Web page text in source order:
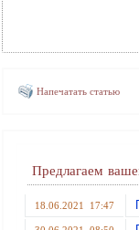
Напечатать статью
Предлагаем
18.06.2021 17:47